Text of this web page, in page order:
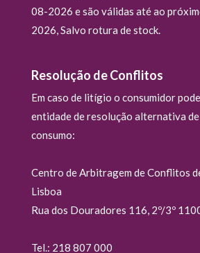
08-2026 e são válidas até ao
2026, Salvo rotura de stock.
Resolução de Conflitos
Em caso de litígio o consumidor
entidade de resolução alternativa
consumo:
Centro de Arbitragem de Conflitos
Lisboa
Rua dos Douradores 116, 2º/3º
Tel.: 218 807 000